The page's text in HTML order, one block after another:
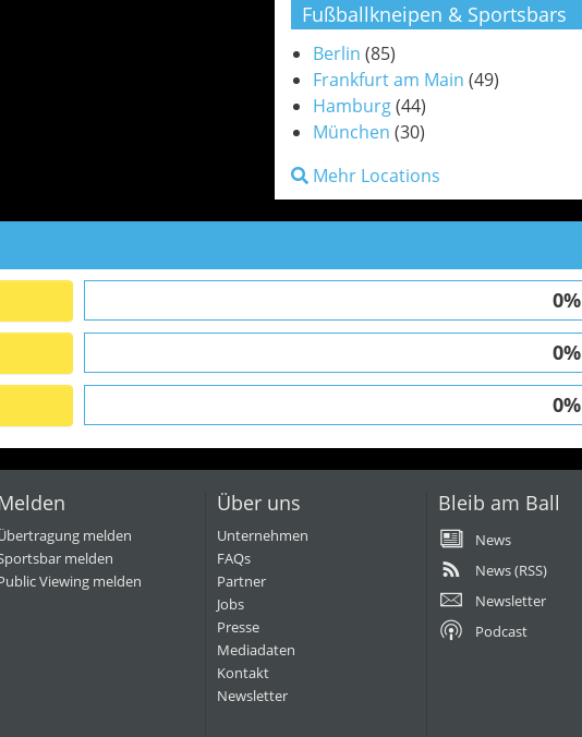
Fußballkneipen & Sportsbars
Berlin (85)
Frankfurt am Main (49)
Hamburg(44)
München (30)
Mehr Locations
0%
0%
0%
melden
melden
Viewing melden
Über uns
Unternehmen
FAQs
Partner
Jobs
Presse
Mediadaten
Kontakt
Newsletter
Bleib am Ball
News
News (RSS)
Newsletter
Podcast